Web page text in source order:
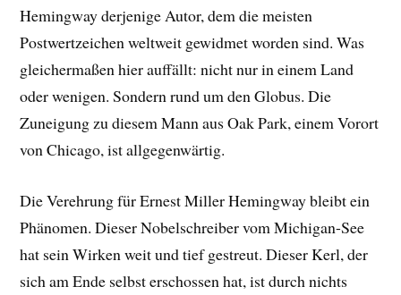
Hemingway derjenige Autor, dem die meisten
Postwertzeichen weltweit gewidmet worden sind. Was
gleichermaßen hier auffällt: nicht nur in einem Land
oder wenigen. Sondern rund um den Globus. Die
Zuneigung zu diesem Mann aus Oak Park, einem Vorort
von Chicago, ist allgegenwärtig.
Die Verehrung für Ernest Miller Hemingway bleibt ein
Phänomen. Dieser Nobelschreiber vom Michigan-See
hat sein Wirken weit und tief gestreut. Dieser Kerl, der
sich am Ende selbst erschossen hat, ist durch nichts